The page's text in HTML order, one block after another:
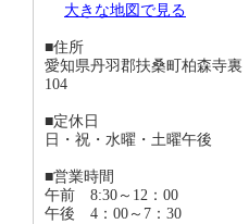
大きな地図で見る
■住所
愛知県丹羽郡扶桑町柏森寺裏
104
■定休日
日・祝・水曜・土曜午後
■営業時間
午前 8:30～12：00
午後 4：00～7：30